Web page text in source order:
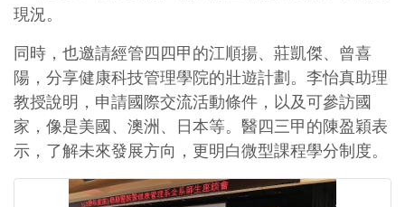
現況。
同時，也邀請經管四四甲的江順揚、莊凱傑、曾喜
陽，分享健康科技管理學院的壯遊計劃。李怡真助理
教授說明，申請國際交流活動條件，以及可參訪國
家，像是美國、澳洲、日本等。醫四三甲的陳盈穎表
示，了解未來發展方向，更明白微型課程學分制度。